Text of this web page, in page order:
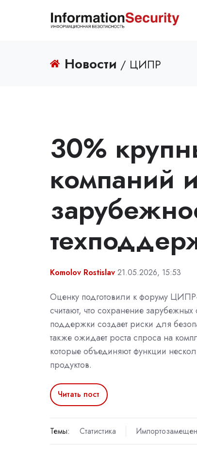
Новости / ЦИПР
30%
компаний
Komolov Rostislav 21.05.2026, 15:53
Оценку подготовили к форуму
считают, что сохранение зарубежных
поддержки создает риски для
также ожидает роста спроса на
которые объединяют функции
продуктов.
Читать пост
Темы: Статистика